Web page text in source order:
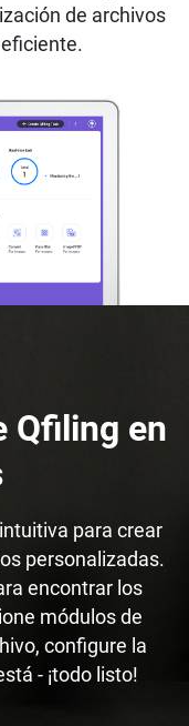
de archivos
Qfiling en
para crear
personalizadas.
encontrar los
módulos de
configure la
- ¡todo listo!